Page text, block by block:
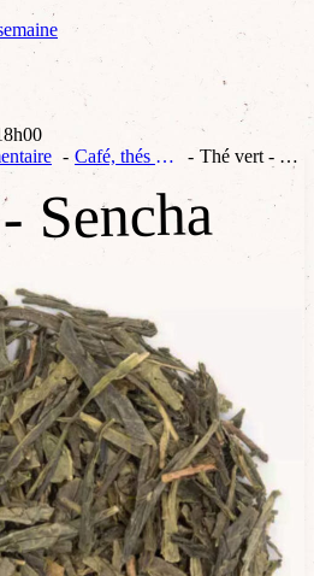
Café, thés & co. Thé vert - Sencha
Sencha